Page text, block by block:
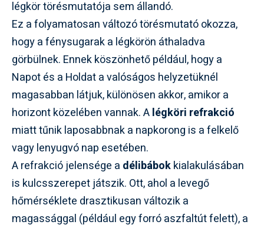
légkör törésmutatója sem állandó.
Ez a folyamatosan változó törésmutató okozza,
hogy a fénysugarak a légkörön áthaladva
görbülnek. Ennek köszönhető például, hogy a
Napot és a Holdat a valóságos helyzetüknél
magasabban látjuk, különösen akkor, amikor a
horizont közelében vannak. Alégköri refrakció
miatt tűnik laposabbnak a napkorong is a felkelő
vagy lenyugvó nap esetében.
A refrakció jelensége a délibábokkialakulásában
is kulcsszerepet játszik. Ott, ahol a levegő
hőmérséklete drasztikusan változik a
magassággal (például egy forró aszfaltút felett), a